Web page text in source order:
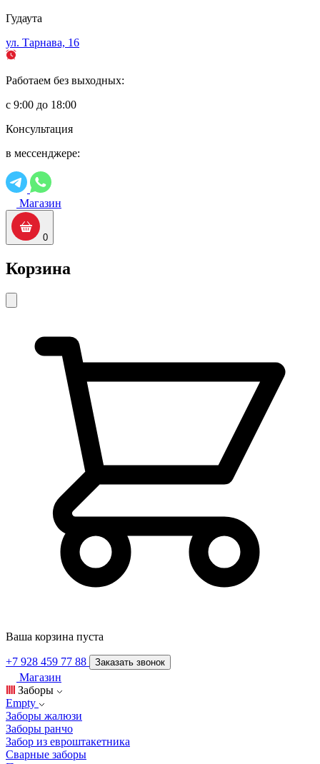
Гудаута
ул. Тарнава, 16
Работаем без выходных:
с 9:00 до 18:00
Консультация
в мессенджере:
Магазин
0
Корзина
Ваша корзина пуста
+7 928 459 77 88 Заказать звонок
Магазин
Заборы
Empty
Заборы жалюзи
Заборы ранчо
Забор из евроштакетника
Сварные заборы